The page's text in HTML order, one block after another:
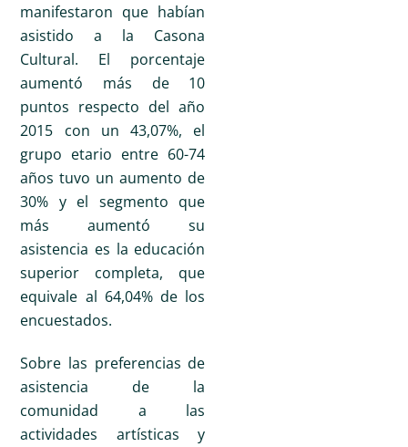
manifestaron que habían
asistido a la Casona
Cultural. El porcentaje
aumentó más de 10
puntos respecto del año
2015 con un 43,07%, el
grupo etario entre 60-74
años tuvo un aumento de
30% y el segmento que
más aumentó su
asistencia es la educación
superior completa, que
equivale al 64,04% de los
encuestados.
Sobre las preferencias de
asistencia de la
comunidad a las
actividades artísticas y